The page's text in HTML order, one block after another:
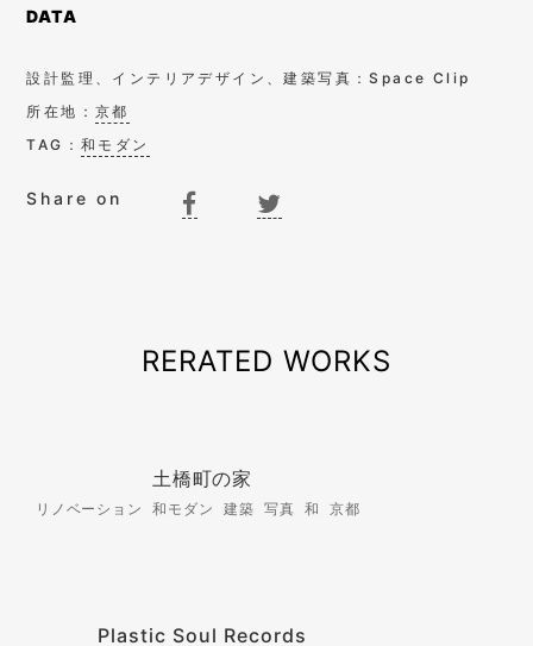
DATA
設計監理、インテリアデザイン、建築写真：Space Clip
所在地：京都
TAG：和モダン
Share on
RERATED WORKS
土橋町の家
リノベーション 和モダン 建築 写真 和 京都
Plastic Soul Records